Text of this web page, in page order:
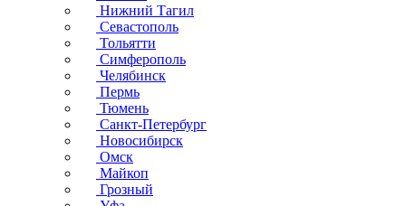
Нижний Тагил
Севастополь
Тольятти
Симферополь
Челябинск
Пермь
Тюмень
Санкт-Петербург
Новосибирск
Омск
Майкоп
Грозный